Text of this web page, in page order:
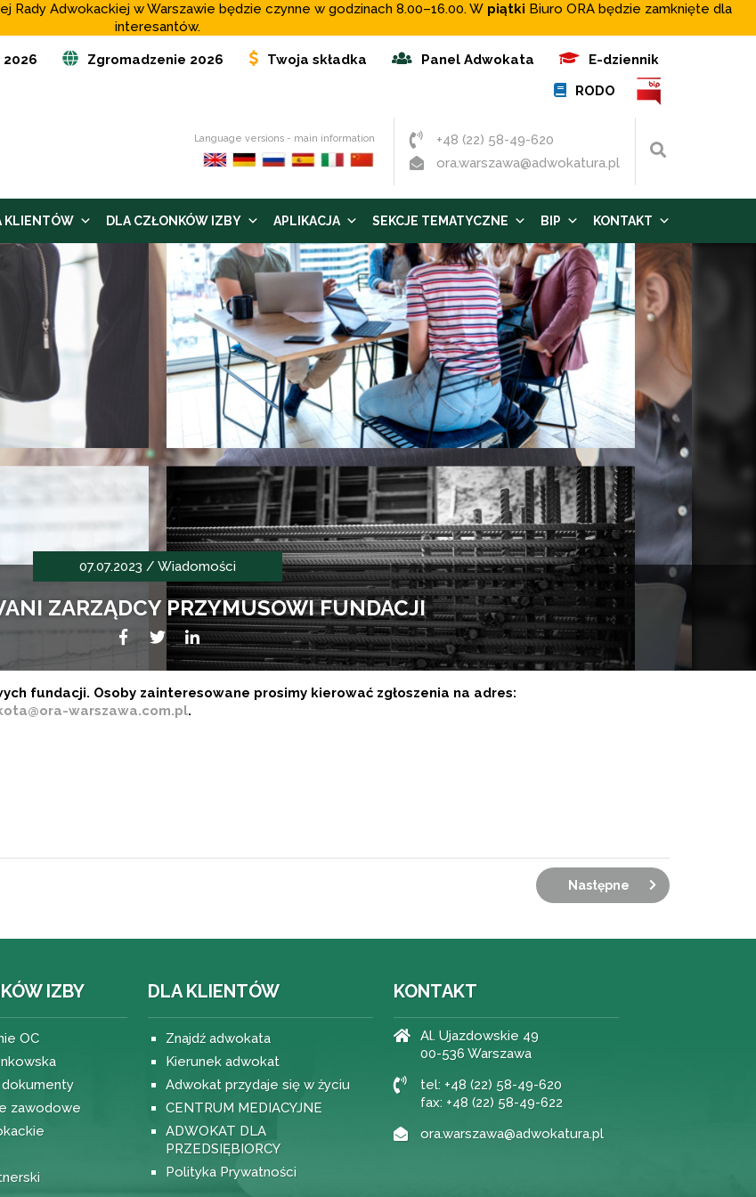
Rady Adwokackiej w Warszawie będzie czynne w godzinach 8.00–16.00. W piątki Biuro ORA będzie zamknięte dla
interesantów.
2026 Zgromadzenie 2026 Twoja składka Panel Adwokata
E-dziennik
RODO
Language versions - main information
+48 (22) 58-49-620
ora.warszawa@adwokatura.pl
Wyszukaj
KLIENTÓW DLA CZŁONKÓW IZBY APLIKACJA SEKCJE TEMATYCZNE BIP KONTAKT
07.07.2023 / Wiadomości
ZARZĄDCY PRZYMUSOWI FUNDACJI
Facebook
TwitterLikedIn
fundacji. Osoby zainteresowane prosimy kierować zgłoszenia na adres:
warszawa.com.pl.
Następne
IZBY
OC
zawodowe
DLA KLIENTÓW
Znajdź adwokata
Kierunek adwokat
Adwokat przydaje się w życiu
CENTRUM MEDIACYJNE
ADWOKAT DLA
PRZEDSIĘBIORCY
Polityka Prywatności
KONTAKT
Al. Ujazdowskie 49
00-536 Warszawa
tel: +48 (22) 58-49-620
fax: +48 (22) 58-49-622
ora.warszawa@adwokatura.pl